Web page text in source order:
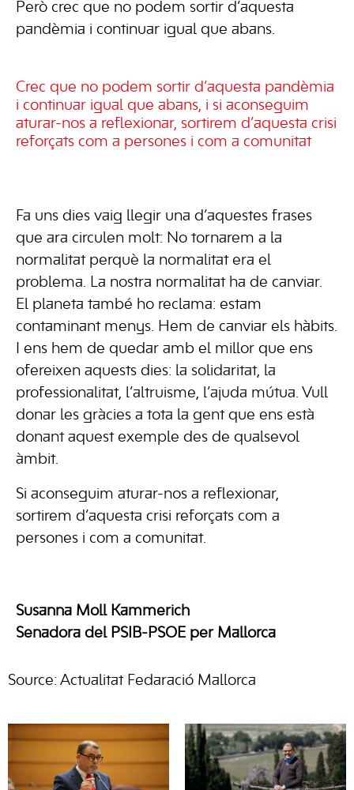
Però crec que no podem sortir d’aquesta
pandèmia i continuar igual que abans.
Crec que no podem sortir d’aquesta pandèmia
i continuar igual que abans, i si aconseguim
aturar-nos a reflexionar, sortirem d’aquesta crisi
reforçats com a persones i com a comunitat
Fa uns dies vaig llegir una d’aquestes frases
que ara circulen molt: No tornarem a la
normalitat perquè la normalitat era el
problema. La nostra normalitat ha de canviar.
El planeta també ho reclama: estam
contaminant menys. Hem de canviar els hàbits.
I ens hem de quedar amb el millor que ens
ofereixen aquests dies: la solidaritat, la
professionalitat, l’altruisme, l’ajuda mútua. Vull
donar les gràcies a tota la gent que ens està
donant aquest exemple des de qualsevol
àmbit.
Si aconseguim aturar-nos a reflexionar,
sortirem d’aquesta crisi reforçats com a
persones i com a comunitat.
Susanna Moll Kammerich
Senadora del PSIB-PSOE per Mallorca
Source: Actualitat Fedaració Mallorca